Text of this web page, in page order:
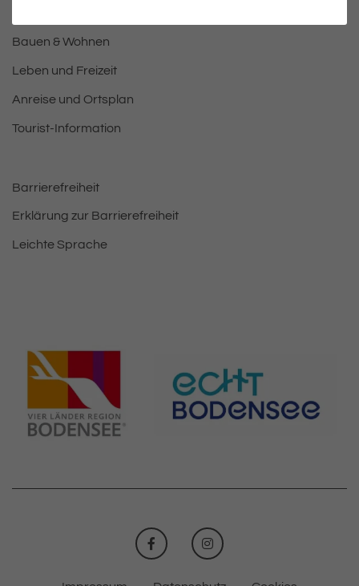
Bauen & Wohnen
Leben und Freizeit
Anreise und Ortsplan
Tourist-Information
Barrierefreiheit
Erklärung zur Barrierefreiheit
Leichte Sprache
FACEBOOKINSTAGRAM